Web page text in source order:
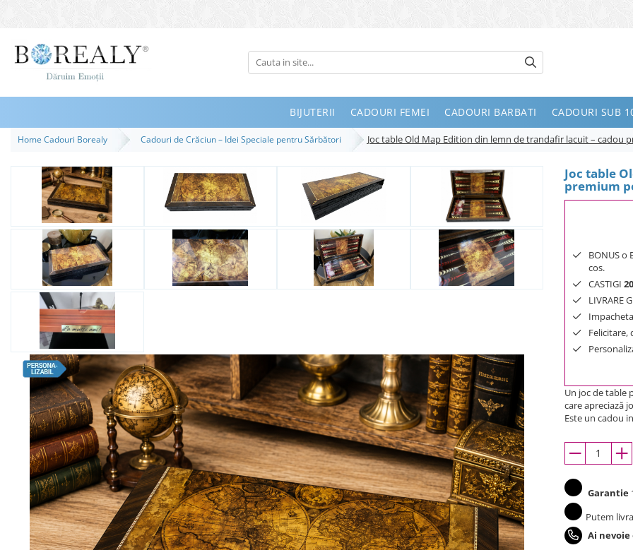
Bijuterii
Inele
Bratari
Coliere
Destinatari
Bijuterii Femei
Bijuterii Copii
Bijuterii Mirese
Selectii
Reduceri
Cele mai noi
Cele mai vandute
Cele mai votate
Cu video
Pret
0 Lei - 100 Lei
100 Lei - 200 Lei
200 Lei - 300 Lei
BIJUTERII CADOURI FEMEI CADOURI BARBATI CADOURI SUB
Home Cadouri Borealy Cadouri de Crăciun – Idei Speciale pentru Sărbători Joc table Old Map Edition din lemn de trandafir lacuit – cadou
Joc table
premium
BONUS o
cos.
CASTIGI 20
LIVRARE
Felicitare,
Un joc de table
care apreciază
Este un cadou
Garantie
Putem
Ai